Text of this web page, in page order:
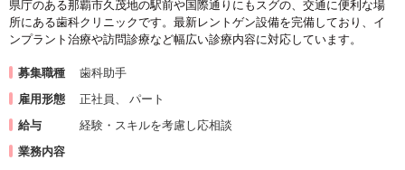
県庁のある那覇市久茂地の駅前や国際通りにもスグの、交通に便利な場
所にある歯科クリニックです。最新レントゲン設備を完備しており、イ
ンプラント治療や訪問診療など幅広い診療内容に対応しています。
募集職種
歯科助手
雇用形態
正社員、 パート
給与
経験・スキルを考慮し応相談
業務内容